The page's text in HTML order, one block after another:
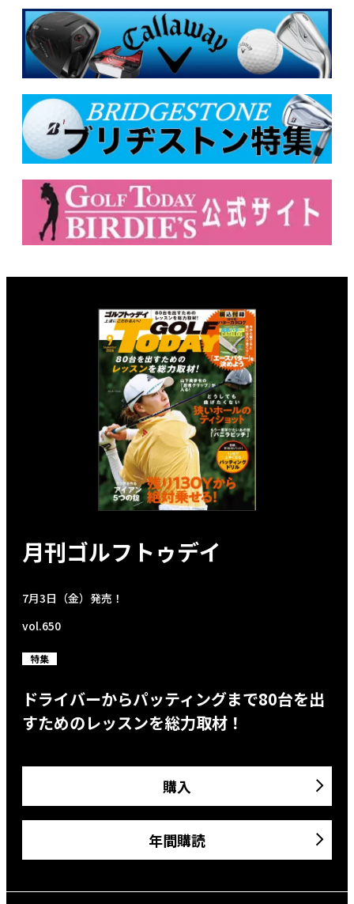
月刊ゴルフトゥデイ
7月3日（金）発売！
vol.650
特集
ドライバーからパッティングまで80台を出
すためのレッスンを総力取材！
購入
年間購読